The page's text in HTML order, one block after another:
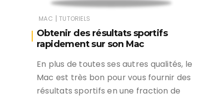
MAC | TUTORIELS
Obtenir des résultats sportifs
rapidement sur son Mac
En plus de toutes ses autres qualités, le
Mac est très bon pour vous fournir des
résultats sportifs en une fraction de